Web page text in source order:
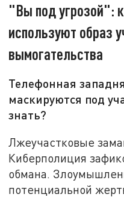
"Вы под угрозой":
используют образ
вымогательства
Телефонная
маскируются под
знать?
Лжеучастковые
Киберполиция
обмана.
потенциальной